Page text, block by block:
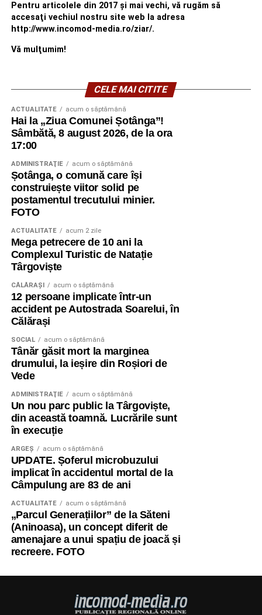
Pentru articolele din 2017 şi mai vechi, vă rugăm să
accesaţi vechiul nostru site web la adresa
http://www.incomod-media.ro/ziar/.
Vă mulţumim!
CELE MAI CITITE
ACTUALITATE acum o săptămână
Hai la „Ziua Comunei Șotânga”!
Sâmbătă, 8 august 2026, de la ora
17:00
ADMINISTRAŢIE acum o săptămână
Șotânga, o comună care își
construiește viitor solid pe
postamentul trecutului minier.
FOTO
ACTUALITATE acum 2 zile
Mega petrecere de 10 ani la
Complexul Turistic de Natație
Târgoviște
CĂLĂRAŞI acum o săptămână
12 persoane implicate într-un
accident pe Autostrada Soarelui, în
Călărași
SOCIAL acum o săptămână
Tânăr găsit mort la marginea
drumului, la ieșire din Roșiori de
Vede
ADMINISTRAŢIE acum o săptămână
Un nou parc public la Târgoviște,
din această toamnă. Lucrările sunt
în execuție
ARGEȘ acum o săptămână
UPDATE. Șoferul microbuzului
implicat în accidentul mortal de la
Câmpulung are 83 de ani
ACTUALITATE acum o săptămână
„Parcul Generațiilor” de la Săteni
(Aninoasa), un concept diferit de
amenajare a unui spațiu de joacă și
recreere. FOTO